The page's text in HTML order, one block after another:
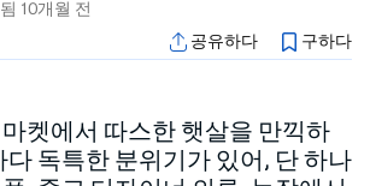
10개월 전
공유하다
구하다
켓에서 따스한 햇살을 만끽하
다 독특한 분위기가 있어, 단 하나